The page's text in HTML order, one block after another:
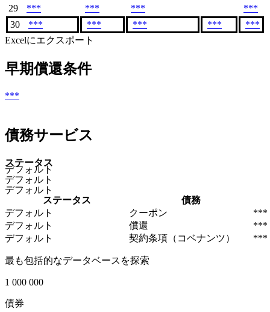
29
*** *** ***
***
30
*** *** *** ***
***
Excelにエクスポート
早期償還条件
***
債務サービス
ステータス
デフォルト
デフォルト
デフォルト
ステータス
債務
デフォルト
クーポン
***
デフォルト
償還
***
デフォルト
契約条項（コベナンツ） ***
最も包括的なデータベースを探索
1 000 000
債券